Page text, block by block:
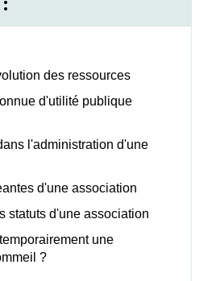
des ressources
d'utilité publique
l'administration d'une
d'une association
statuts d'une association
une
?